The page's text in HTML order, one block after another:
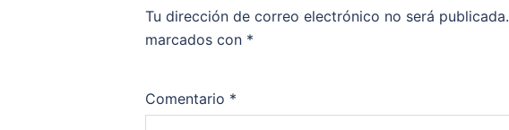
Tu dirección de correo electrónico no será publicada.
marcados con *
Comentario *